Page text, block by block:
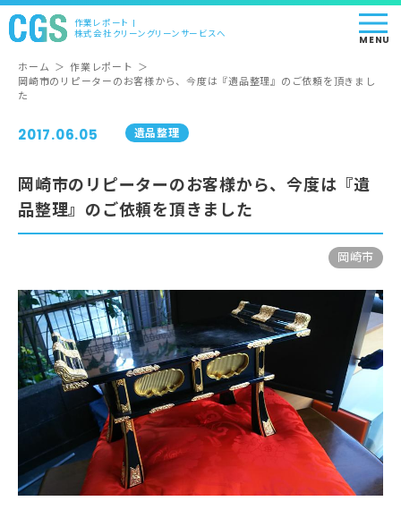
作業レポート |
株式会社クリーングリーンサービスへ
MENU
ホーム ＞ 作業レポート ＞
岡崎市のリピーターのお客様から、今度は『遺品整理』のご依頼を頂きまし
た
2017.06.05 遺品整理
岡崎市のリピーターのお客様から、今度は『遺
品整理』のご依頼を頂きました
岡崎市